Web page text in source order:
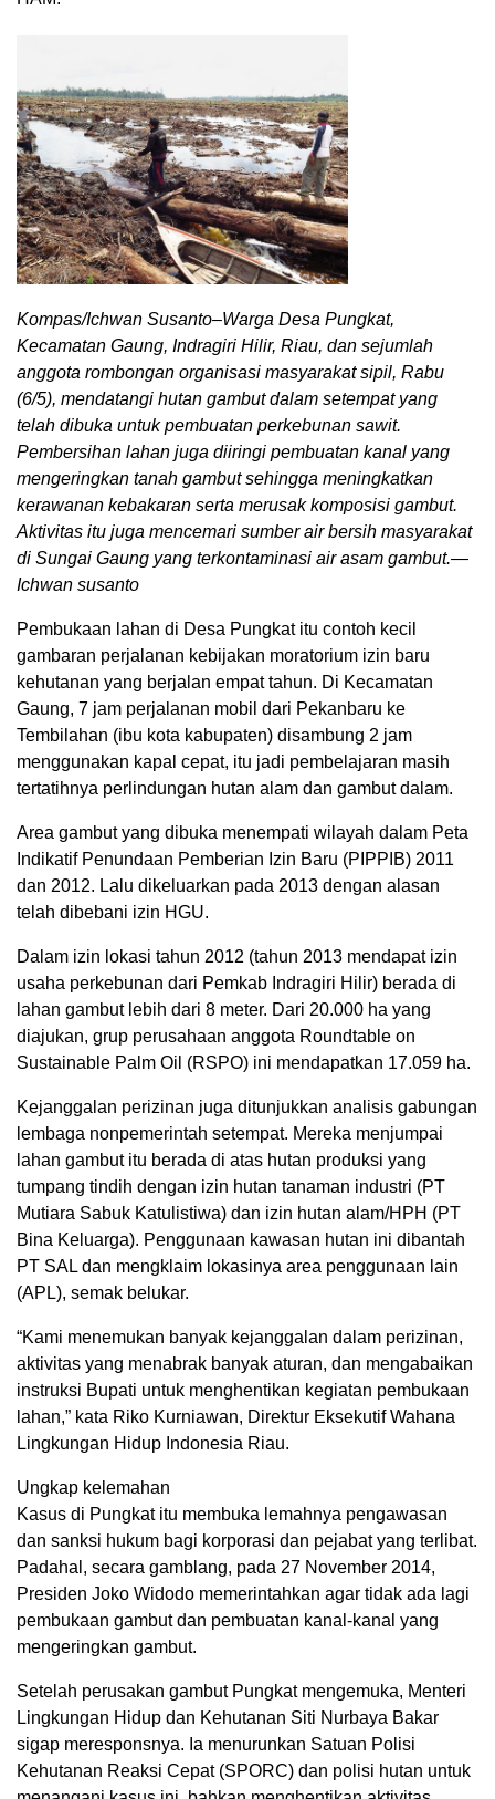
Kompas/Ichwan Susanto–Warga Desa Pungkat,
Kecamatan Gaung, Indragiri Hilir, Riau, dan sejumlah
anggota rombongan organisasi masyarakat sipil, Rabu
(6/5), mendatangi hutan gambut dalam setempat yang
telah dibuka untuk pembuatan perkebunan sawit.
Pembersihan lahan juga diiringi pembuatan kanal yang
mengeringkan tanah gambut sehingga meningkatkan
kerawanan kebakaran serta merusak komposisi gambut.
Aktivitas itu juga mencemari sumber air bersih masyarakat
di Sungai Gaung yang terkontaminasi air asam gambut.—
Ichwan susanto
Pembukaan lahan di Desa Pungkat itu contoh kecil
gambaran perjalanan kebijakan moratorium izin baru
kehutanan yang berjalan empat tahun. Di Kecamatan
Gaung, 7 jam perjalanan mobil dari Pekanbaru ke
Tembilahan (ibu kota kabupaten) disambung 2 jam
menggunakan kapal cepat, itu jadi pembelajaran masih
tertatihnya perlindungan hutan alam dan gambut dalam.
Area gambut yang dibuka menempati wilayah dalam Peta
Indikatif Penundaan Pemberian Izin Baru (PIPPIB) 2011
dan 2012. Lalu dikeluarkan pada 2013 dengan alasan
telah dibebani izin HGU.
Dalam izin lokasi tahun 2012 (tahun 2013 mendapat izin
usaha perkebunan dari Pemkab Indragiri Hilir) berada di
lahan gambut lebih dari 8 meter. Dari 20.000 ha yang
diajukan, grup perusahaan anggota Roundtable on
Sustainable Palm Oil (RSPO) ini mendapatkan 17.059 ha.
Kejanggalan perizinan juga ditunjukkan analisis gabungan
lembaga nonpemerintah setempat. Mereka menjumpai
lahan gambut itu berada di atas hutan produksi yang
tumpang tindih dengan izin hutan tanaman industri (PT
Mutiara Sabuk Katulistiwa) dan izin hutan alam/HPH (PT
Bina Keluarga). Penggunaan kawasan hutan ini dibantah
PT SAL dan mengklaim lokasinya area penggunaan lain
(APL), semak belukar.
“Kami menemukan banyak kejanggalan dalam perizinan,
aktivitas yang menabrak banyak aturan, dan mengabaikan
instruksi Bupati untuk menghentikan kegiatan pembukaan
lahan,” kata Riko Kurniawan, Direktur Eksekutif Wahana
Lingkungan Hidup Indonesia Riau.
Ungkap kelemahan
Kasus di Pungkat itu membuka lemahnya pengawasan
dan sanksi hukum bagi korporasi dan pejabat yang terlibat.
Padahal, secara gamblang, pada 27 November 2014,
Presiden Joko Widodo memerintahkan agar tidak ada lagi
pembukaan gambut dan pembuatan kanal-kanal yang
mengeringkan gambut.
Setelah perusakan gambut Pungkat mengemuka, Menteri
Lingkungan Hidup dan Kehutanan Siti Nurbaya Bakar
sigap meresponsnya. Ia menurunkan Satuan Polisi
Kehutanan Reaksi Cepat (SPORC) dan polisi hutan untuk